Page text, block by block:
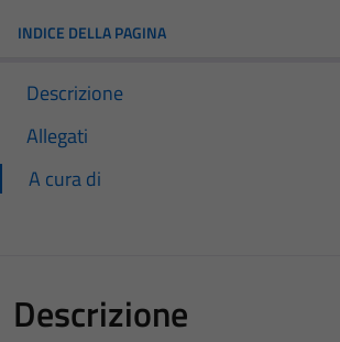
INDICE DELLA PAGINA
Descrizione
Allegati
A cura di
Descrizione